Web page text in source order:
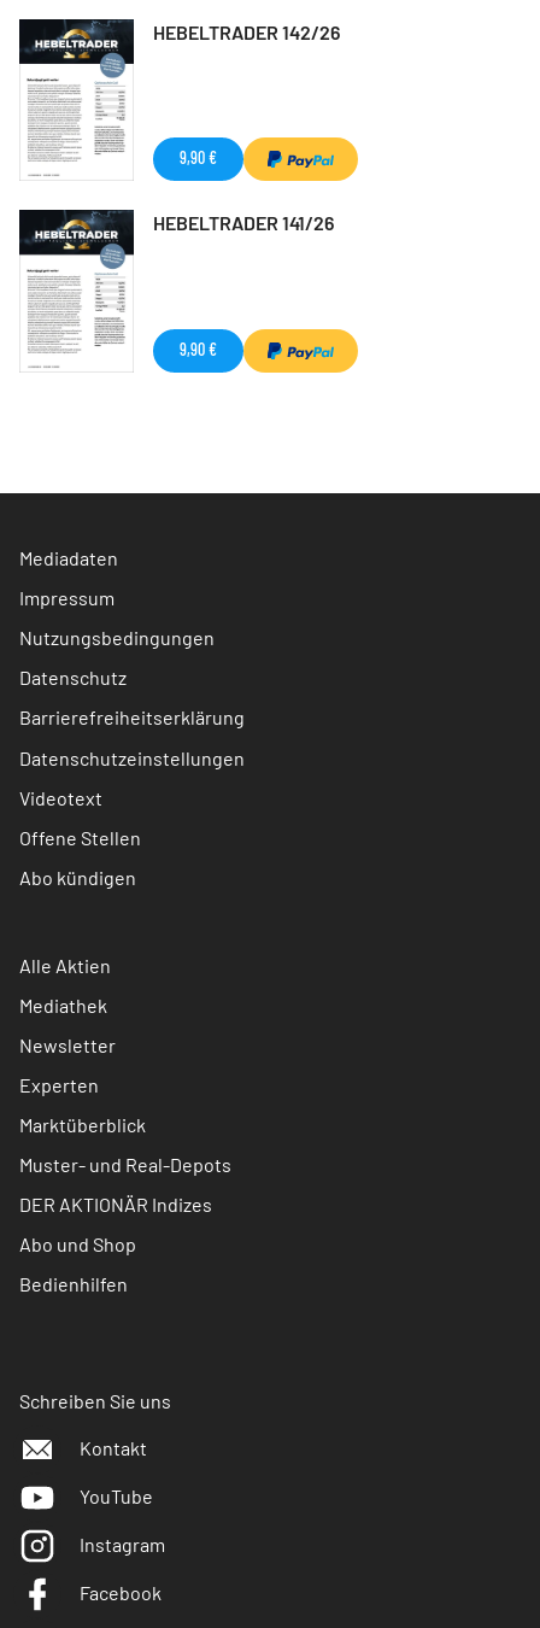
HEBELTRADER 142/26
9,90 €
HEBELTRADER 141/26
9,90 €
Mediadaten
Impressum
Nutzungsbedingungen
Datenschutz
Barrierefreiheitserklärung
Datenschutzeinstellungen
Videotext
Offene Stellen
Abo kündigen
Alle Aktien
Mediathek
Newsletter
Experten
Marktüberblick
Muster- und Real-Depots
DER AKTIONÄR Indizes
Abo und Shop
Bedienhilfen
Schreiben Sie uns
Kontakt
YouTube
Instagram
Facebook